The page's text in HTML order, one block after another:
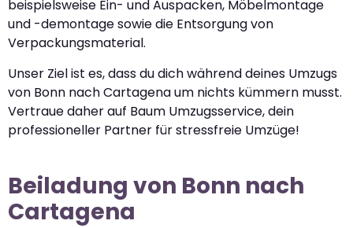
beispielsweise Ein- und Auspacken, Möbelmontage
und -demontage sowie die Entsorgung von
Verpackungsmaterial.
Unser Ziel ist es, dass du dich während deines Umzugs
von Bonn nach Cartagena um nichts kümmern musst.
Vertraue daher auf Baum Umzugsservice, dein
professioneller Partner für stressfreie Umzüge!
Beiladung von Bonn nach
Cartagena